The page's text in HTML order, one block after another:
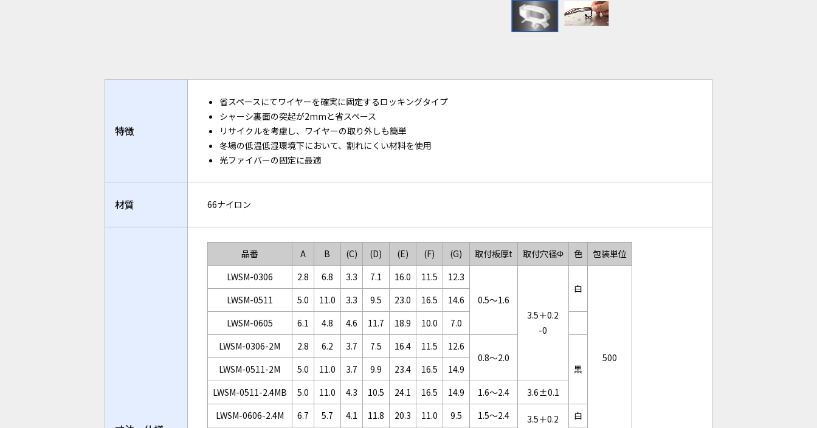
特徴
省スペースにてワイヤーを確実に固定するロッキングタイプ
シャーシ裏面の突起が2mmと省スペース
リサイクルを考慮し、ワイヤーの取り外しも簡単
冬場の低温低湿環境下において、割れにくい材料を使用
光ファイバーの固定に最適
材質 66ナイロン
品番 A B (C) (D) (E) (F) (G) 取付板厚t 取付穴径Φ 色
包装単位
LWSM-0306
2.8 6.8 3.3 7.1 16.0 11.5
12.3
0.5～1.6
3.5＋0.2
-0
白
500
LWSM-0511 5.0 11.0 3.3 9.5 23.0 16.5
14.6
LWSM-0605
6.1 4.8 4.6 11.7 18.9 10.0
7.0
LWSM-0306-2M
2.8 6.2 3.7 7.5 16.4 11.5
12.6
0.8～2.0
黒
LWSM-0511-2M 5.0 11.0 3.7 9.9 23.4 16.5
14.9
LWSM-0511-2.4MB
5.0 11.0 4.3 10.5 24.1 16.5 14.9 1.6～2.4
3.6±0.1
LWSM-0606-2.4M
6.7 5.7 4.1 11.8 20.3 11.0 9.5 1.5～2.4
3.5＋0.2
白